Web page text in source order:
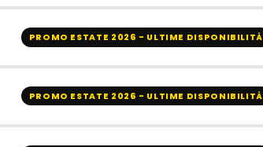
PROMO ESTATE 2026 - ULTIME DISPONIBILITÀ
PROMO ESTATE 2026 - ULTIME DISPONIBILITÀ